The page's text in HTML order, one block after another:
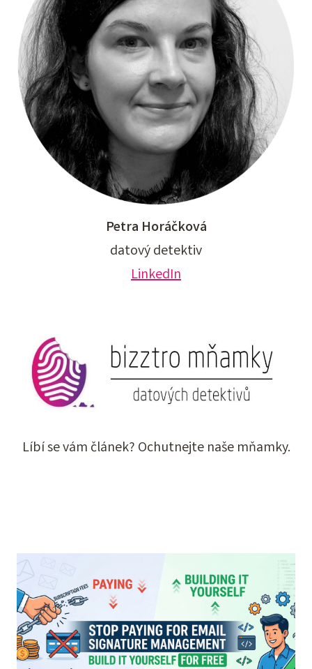
Petra Horáčková
datový detektiv
LinkedIn
Líbí se vám článek? Ochutnejte naše mňamky.